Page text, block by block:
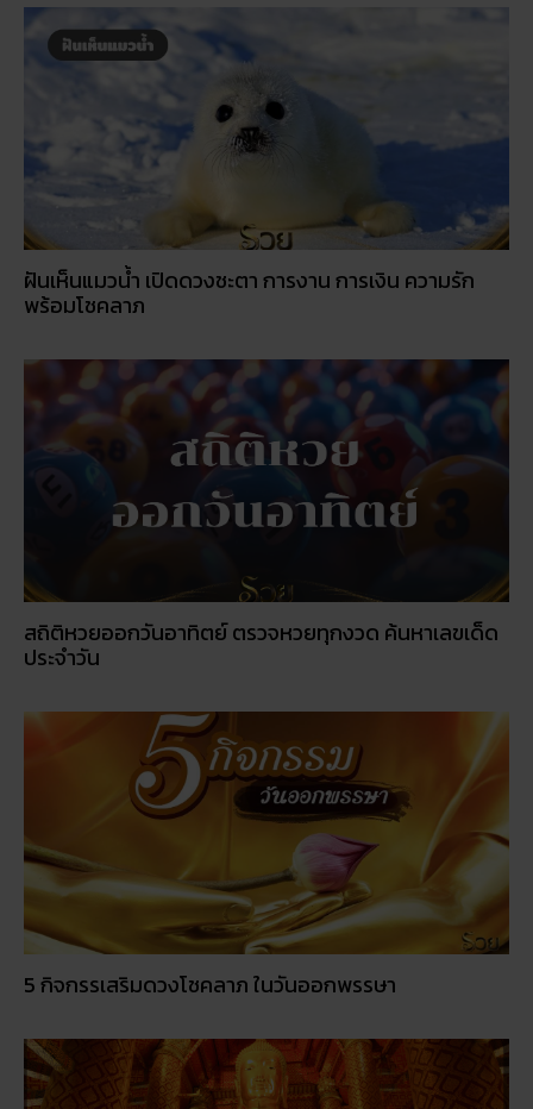
ฝันเห็นแมวน้ำ เปิดดวงชะตา การงาน การเงิน ความรัก
พร้อมโชคลาภ
สถิติหวยออกวันอาทิตย์ ตรวจหวยทุกงวด ค้นหาเลขเด็ด
ประจำวัน
5 กิจกรรเสริมดวงโชคลาภ ในวันออกพรรษา